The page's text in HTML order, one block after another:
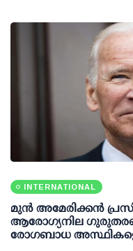
INTERNATIONAL
മുന്‍ അമേരിക്കന്‍
ആരോഗ്യനില
രോഗബാധ